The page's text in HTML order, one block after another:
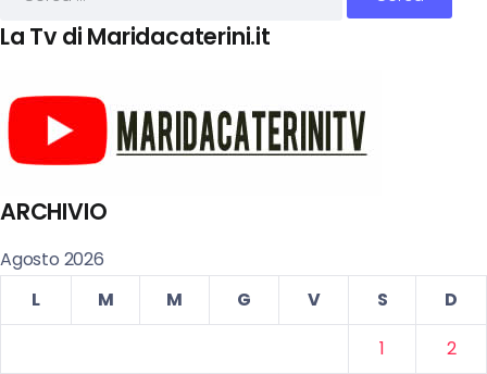
La Tv di Maridacaterini.it
ARCHIVIO
Agosto 2026
L
M M G V S
D
1
2